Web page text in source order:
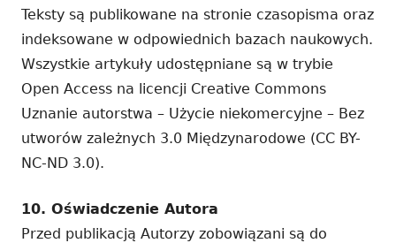
Teksty są publikowane na stronie czasopisma oraz
indeksowane w odpowiednich bazach naukowych.
Wszystkie artykuły udostępniane są w trybie
Open Access na licencji Creative Commons
Uznanie autorstwa – Użycie niekomercyjne – Bez
utworów zależnych 3.0 Międzynarodowe (CC BY-
NC-ND 3.0).
10. Oświadczenie Autora
Przed publikacją Autorzy zobowiązani są do